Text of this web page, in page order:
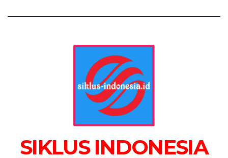
SIKLUS INDONESIA